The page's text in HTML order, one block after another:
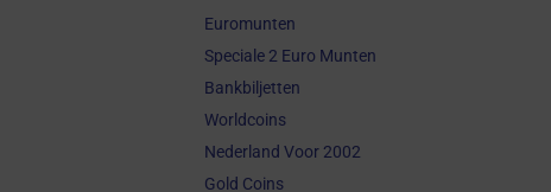
Euromunten
Speciale 2 Euro Munten
Bankbiljetten
Worldcoins
Nederland Voor 2002
Gold Coins